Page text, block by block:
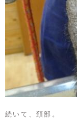
続いて、頚部。